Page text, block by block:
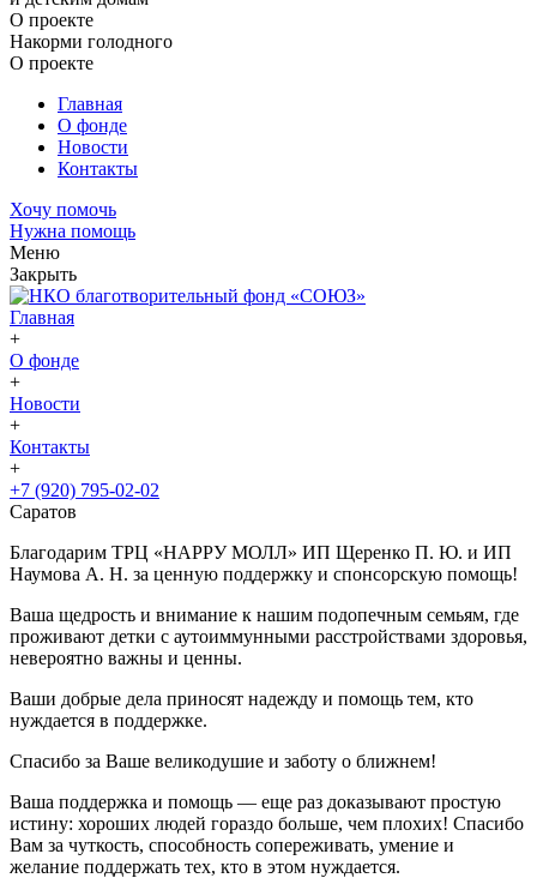
О проекте
Накорми голодного
О проекте
Главная
О фонде
Новости
Контакты
Хочу помочь
Нужна помощь
Меню
Закрыть
Главная
+
О фонде
+
Новости
+
Контакты
+
+7 (920) 795-02-02
Саратов
Благодарим ТРЦ «НАРРУ МОЛЛ» ИП Щеренко П. Ю. и ИП
Наумова А. Н. за ценную поддержку и спонсорскую помощь!
Ваша щедрость и внимание к нашим подопечным семьям, где
проживают детки с аутоиммунными расстройствами здоровья,
невероятно важны и ценны.
Ваши добрые дела приносят надежду и помощь тем, кто
нуждается в поддержке.
Спасибо за Ваше великодушие и заботу о ближнем!
Ваша поддержка и помощь — еще раз доказывают простую
истину: хороших людей гораздо больше, чем плохих! Спасибо
Вам за чуткость, способность сопереживать, умение и
желание поддержать тех, кто в этом нуждается.